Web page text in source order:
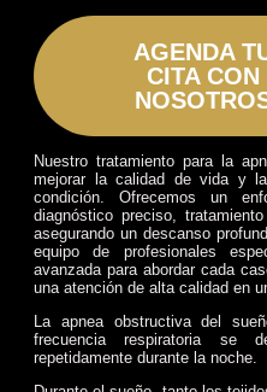
AGENDA
CITA CON
Nuestro tratamiento para la
mejorar la calidad de vida y
condición. Ofrecemos un
diagnóstico preciso,
asegurando un descanso
equipo de profesionales
avanzada para abordar cada
una atención de alta calidad en
La apnea obstructiva del
frecuencia respiratoria se
repetidamente durante la noche.